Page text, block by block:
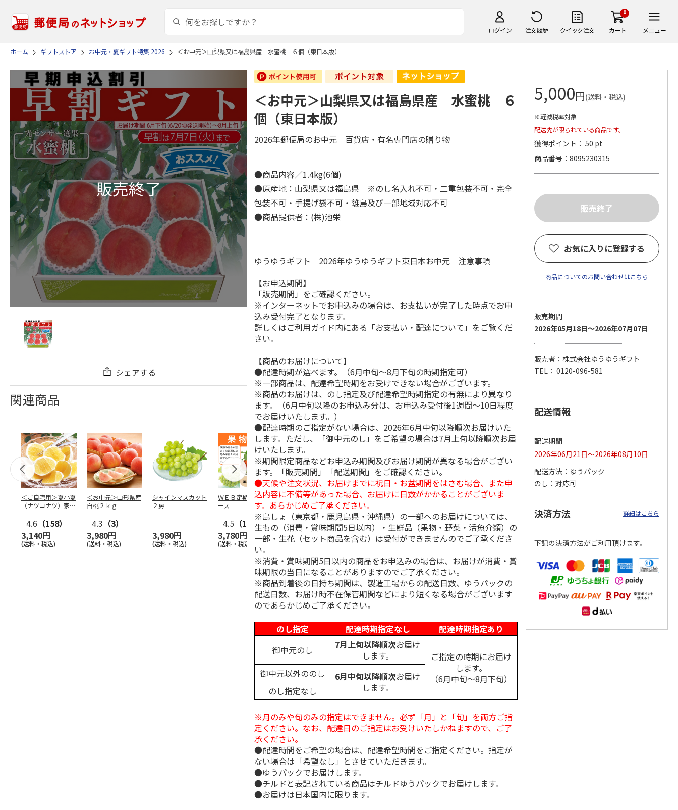
ログイン 注文履歴 クイック注文
0
カート メニュー
ホーム ギフトストア お中元・夏ギフト特集 2026 ＜お中元＞山梨県又は福島県産 水蜜桃 ６個（東日本版）
シェアする
関連商品
＜ご自宅用＞夏小夏
（ナツコナツ）家庭
4.6 （158）
3,140円
(送料・税込)
＜お中元＞山形県産
白桃２ｋｇ
4.3 （3）
3,980円
(送料・税込)
シャインマスカット
２房
3,980円
(送料・税込)
ＷＥＢ定期便果物コ
ース
4.5 （102）
3,780円
(送料・税込)
ビッグマスクメロ
ン ２個入
4.7（10）
4,150円
(送料・税込)
夏小夏 家庭用 ３
ｋｇ
4.6（26）
3,140円
(送料・税込)
訳あり黄桃
3,200円
(送料・税込)
シャインマスカッ
3,980円
(送料・税込) (送料・税込) (送料・税込)
＜お中元＞山梨県又は福島県産 水蜜桃 ６
個（東日本版）
2026年郵便局のお中元 百貨店・有名専門店の贈り物
●商品内容／1.4kg(6個)
●原産地：山梨県又は福島県 ※のし名入れ不可・二重包装不可・完全
包装不可・手提げ袋不可・離島及び一部地域対応不可
●商品提供者：(株)池栄
ゆうゆうギフト 2026年ゆうゆうギフト東日本お中元 注意事項
【お申込期間】
「販売期間」をご確認ください。
※インターネットでお申込みの場合は、お支払いが完了した時点でお申
込み受付完了となります。
詳しくはご利用ガイド内にある「お支払い・配達について」をご覧くだ
さい。
【商品のお届けについて】
●配達時期が選べます。（6月中旬～8月下旬の時期指定可）
※一部商品は、配達希望時期をお受けできない場合がございます。
※商品のお届けは、のし指定及び配達希望時期指定の有無により異なり
ます。（6月中旬以降のお申込み分は、お申込み受付後1週間～10日程度
でお届けいたします。）
●配達時期のご指定がない場合は、2026年6月中旬以降順次お届けいた
します。ただし、「御中元のし」をご希望の場合は7月上旬以降順次お届
けいたします。
※期間限定商品などお申込み期間及びお届け期間が異なる場合がござい
ます。「販売期間」「配送期間」をご確認ください。
●天候や注文状況、お届けまでに祝日・お盆期間をはさむ場合、また申
込内容に不備等があった場合、お届けに日数がかかることがございま
す。あらかじめご了承ください。
※島しょ（東京都・鹿児島県・沖縄県）の一部へのお届けについては、
生もの（消費・賞味期間5日以内）・生鮮品（果物・野菜・活魚介類）の
一部・生花（セット商品を含む）は受付ができませんのでご了承くださ
い。
※消費・賞味期間5日以内の商品をお申込みの場合は、お届けが消費・賞
味期限の当日になることがありますのでご了承ください。
※商品到着後の日持ち期間は、製造工場からの配送日数、ゆうパックの
配送日数、お届け時不在保管期間などにより短くなる場合がございます
のであらかじめご了承ください。
のし指定
配達時期指定なし
配達時期指定あり
御中元のし
7月上旬以降順次お届け
します。
ご指定の時期にお届け
します。
（6月中旬～8月下旬）
御中元以外ののし 6月中旬以降順次お届け
します。
のし指定なし
※月のみや旬のみの指定はできません。必ず「月」と「旬」を両方ご指
定ください。なお、配達日のご指定はお受けいたしかねますので、ご了
承ください。
●配達時間をご希望の場合は、配達希望時間をご指定ください。指定が
ない場合は「希望なし」とさせていただきます。
●ゆうパックでお届けします。
●チルドと表記されている商品はチルドゆうパックでお届けします。
●お届けは日本国内に限ります。
5,000円(送料・税込)
※軽減税率対象
配送先が限られている商品です。
獲得ポイント： 50 pt
商品番号
8095230315
お気に入りに登録する
商品についてのお問い合わせはこちら
販売期間
2026年05月18日～2026年07月07日
販売者：株式会社ゆうゆうギフト
TEL： 0120-096-581
配送情報
配送期間
2026年06月21日～2026年08月10日
配送方法
ゆうパック
のし
対応可
決済方法 詳細はこちら
下記の決済方法がご利用頂けます。